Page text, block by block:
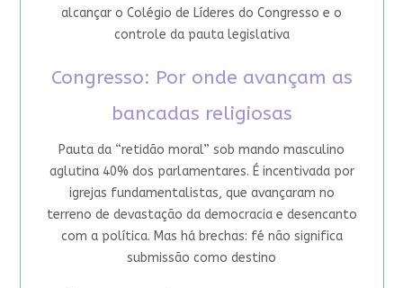
alcançar o Colégio de Líderes do Congresso e o
controle da pauta legislativa
Congresso: Por onde avançam as
bancadas religiosas
Pauta da “retidão moral” sob mando masculino
aglutina 40% dos parlamentares. É incentivada por
igrejas fundamentalistas, que avançaram no
terreno de devastação da democracia e desencanto
com a política. Mas há brechas: fé não significa
submissão como destino